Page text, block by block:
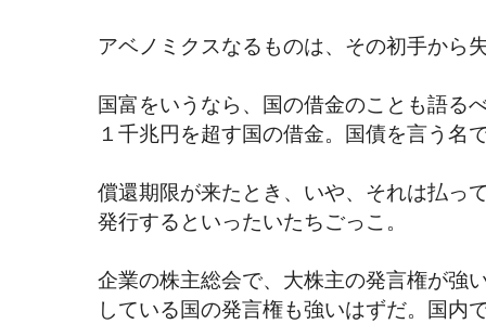
アベノミクスなるものは、その初手から
国富をいうなら、国の借金のことも語る
１千兆円を超す国の借金。国債を言う名
償還期限が来たとき、いや、それは払っ
発行するといったいたちごっこ。
企業の株主総会で、大株主の発言権が強
している国の発言権も強いはずだ。国内